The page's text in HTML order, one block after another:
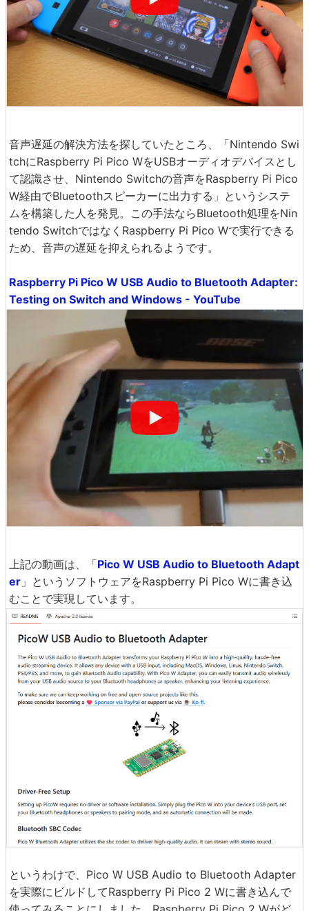
音声遅延の解決方法を探していたところ、「Nintendo Swi
tchにRaspberry Pi Pico WをUSBオーディオデバイスとし
て認識させ、Nintendo Switchの音声をRaspberry Pi Pico
W経由でBluetoothスピーカーに出力する」というシステ
ムを構築した人を発見。この手法ならBluetooth処理をNin
tendo SwitchではなくRaspberry Pi Pico Wで実行できる
ため、音声の遅延を抑えられるようです。
Raspberry Pi Pico W USB Audio to Bluetooth Adapter:
Testing on Switch and Windows - YouTube
上記の動画は、「Pico W USB Audio to Bluetooth Adapt
er 」というソフトウェアをRaspberry Pi Pico Wに書き込
むことで実現しています。
というわけで、Pico W USB Audio to Bluetooth Adapter
を実際にビルドしてRaspberry Pi Pico 2 Wに書き込んで